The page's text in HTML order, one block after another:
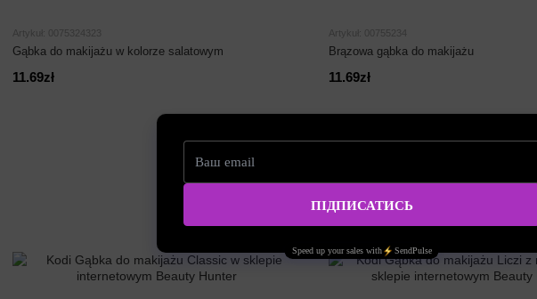
Artykuł: 0075324323
Gąbka do makijażu w kolorze salatowym
11.69zł
Artykuł: 00755234
Brązowa gąbka do makijażu
11.69zł